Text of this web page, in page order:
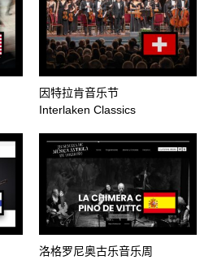
因特拉肯音乐节
Interlaken Classics
洛格罗尼奥古乐音乐周